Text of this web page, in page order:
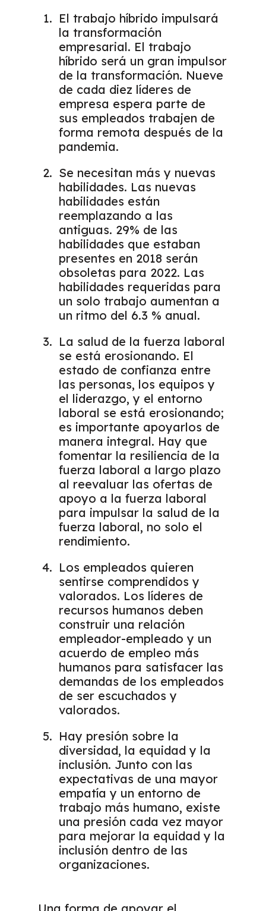
El trabajo híbrido impulsará
la transformación
empresarial. El trabajo
híbrido será un gran impulsor
de la transformación. Nueve
de cada diez líderes de
empresa espera parte de
sus empleados trabajen de
forma remota después de la
pandemia.
Se necesitan más y nuevas
habilidades. Las nuevas
habilidades están
reemplazando a las
antiguas. 29% de las
habilidades que estaban
presentes en 2018 serán
obsoletas para 2022. Las
habilidades requeridas para
un solo trabajo aumentan a
un ritmo del 6.3 % anual.
La salud de la fuerza laboral
se está erosionando. El
estado de confianza entre
las personas, los equipos y
el liderazgo, y el entorno
laboral se está erosionando;
es importante apoyarlos de
manera integral. Hay que
fomentar la resiliencia de la
fuerza laboral a largo plazo
al reevaluar las ofertas de
apoyo a la fuerza laboral
para impulsar la salud de la
fuerza laboral, no solo el
rendimiento.
Los empleados quieren
sentirse comprendidos y
valorados. Los líderes de
recursos humanos deben
construir una relación
empleador-empleado y un
acuerdo de empleo más
humanos para satisfacer las
demandas de los empleados
de ser escuchados y
valorados.
Hay presión sobre la
diversidad, la equidad y la
inclusión. Junto con las
expectativas de una mayor
empatía y un entorno de
trabajo más humano, existe
una presión cada vez mayor
para mejorar la equidad y la
inclusión dentro de las
organizaciones.